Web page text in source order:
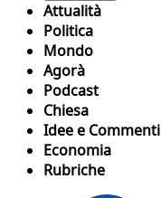
Attualità
Politica
Mondo
Agorà
Podcast
Chiesa
Idee e Commenti
Economia
Rubriche